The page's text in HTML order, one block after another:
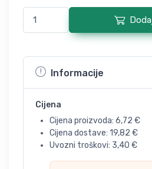
Informacije
Cijena
Cijena proizvoda: 6,72 €
Cijena dostave: 19,82 €
Uvozni troškovi: 3,40 €